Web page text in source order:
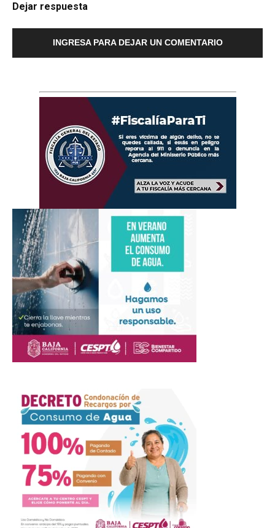
Dejar respuesta
INGRESA PARA DEJAR UN COMENTARIO